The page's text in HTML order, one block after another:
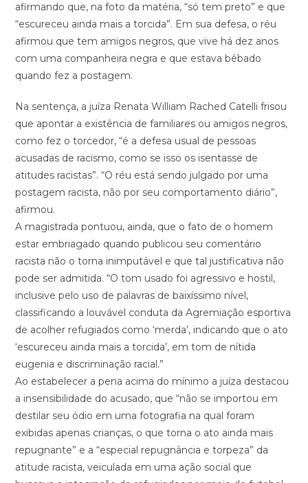
afirmando que, na foto da matéria, “só tem preto” e que
“escureceu ainda mais a torcida”. Em sua defesa, o réu
afirmou que tem amigos negros, que vive há dez anos
com uma companheira negra e que estava bêbado
quando fez a postagem.
Na sentença, a juíza Renata William Rached Catelli frisou
que apontar a existência de familiares ou amigos negros,
como fez o torcedor, “é a defesa usual de pessoas
acusadas de racismo, como se isso os isentasse de
atitudes racistas”. “O réu está sendo julgado por uma
postagem racista, não por seu comportamento diário”,
afirmou.
A magistrada pontuou, ainda, que o fato de o homem
estar embriagado quando publicou seu comentário
racista não o torna inimputável e que tal justificativa não
pode ser admitida. “O tom usado foi agressivo e hostil,
inclusive pelo uso de palavras de baixíssimo nível,
classificando a louvável conduta da Agremiação esportiva
de acolher refugiados como ‘merda’, indicando que o ato
‘escureceu ainda mais a torcida’, em tom de nítida
eugenia e discriminação racial.”
Ao estabelecer a pena acima do mínimo a juíza destacou
a insensibilidade do acusado, que “não se importou em
destilar seu ódio em uma fotografia na qual foram
exibidas apenas crianças, o que torna o ato ainda mais
repugnante” e a “especial repugnância e torpeza” da
atitude racista, veiculada em uma ação social que